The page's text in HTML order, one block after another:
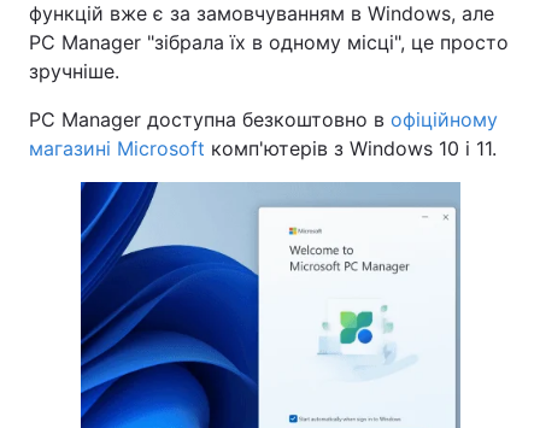
функцій вже є за замовчуванням в Windows, але
PC Manager "зібрала їх в одному місці", це просто
зручніше.
PC Manager доступна безкоштовно в офіційному
магазині Microsoft комп'ютерів з Windows 10 і 11.